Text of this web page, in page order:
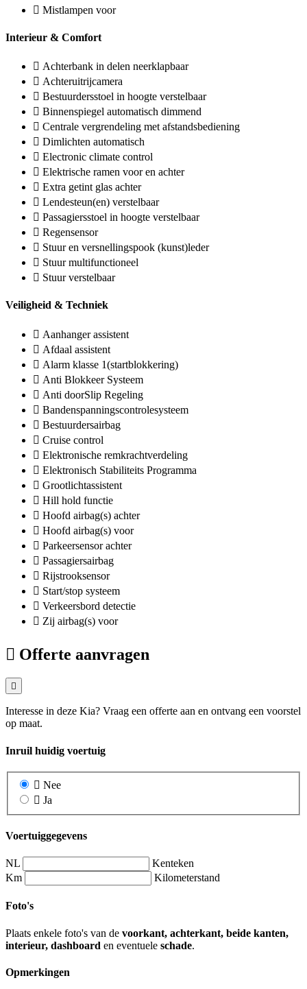
Mistlampen voor
Interieur & Comfort
Achterbank in delen neerklapbaar
Achteruitrijcamera
Bestuurdersstoel in hoogte verstelbaar
Binnenspiegel automatisch dimmend
Centrale vergrendeling met afstandsbediening
Dimlichten automatisch
Electronic climate control
Elektrische ramen voor en achter
Extra getint glas achter
Lendesteun(en) verstelbaar
Passagiersstoel in hoogte verstelbaar
Regensensor
Stuur en versnellingspook (kunst)leder
Stuur multifunctioneel
Stuur verstelbaar
Veiligheid & Techniek
Aanhanger assistent
Afdaal assistent
Alarm klasse 1(startblokkering)
Anti Blokkeer Systeem
Anti doorSlip Regeling
Bandenspanningscontrolesysteem
Bestuurdersairbag
Cruise control
Elektronische remkrachtverdeling
Elektronisch Stabiliteits Programma
Grootlichtassistent
Hill hold functie
Hoofd airbag(s) achter
Hoofd airbag(s) voor
Parkeersensor achter
Passagiersairbag
Rijstrooksensor
Start/stop systeem
Verkeersbord detectie
Zij airbag(s) voor
Offerte aanvragen
Interesse in deze Kia? Vraag een offerte aan en ontvang een voorstel
op maat.
Inruil huidig voertuig
Nee
Ja
Voertuiggegevens
NL
Kenteken
Km
Kilometerstand
Foto's
Plaats enkele foto's van de voorkant, achterkant, beide kanten,
interieur, dashboard en eventuele schade.
Opmerkingen